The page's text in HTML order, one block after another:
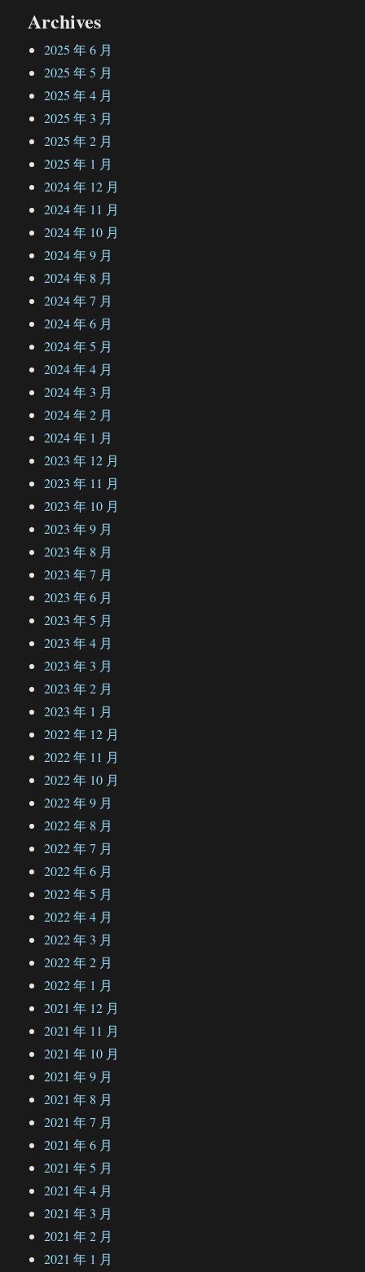
Archives
2025 年 6 月
2025 年 5 月
2025 年 4 月
2025 年 3 月
2025 年 2 月
2025 年 1 月
2024 年 12 月
2024 年 11 月
2024 年 10 月
2024 年 9 月
2024 年 8 月
2024 年 7 月
2024 年 6 月
2024 年 5 月
2024 年 4 月
2024 年 3 月
2024 年 2 月
2024 年 1 月
2023 年 12 月
2023 年 11 月
2023 年 10 月
2023 年 9 月
2023 年 8 月
2023 年 7 月
2023 年 6 月
2023 年 5 月
2023 年 4 月
2023 年 3 月
2023 年 2 月
2023 年 1 月
2022 年 12 月
2022 年 11 月
2022 年 10 月
2022 年 9 月
2022 年 8 月
2022 年 7 月
2022 年 6 月
2022 年 5 月
2022 年 4 月
2022 年 3 月
2022 年 2 月
2022 年 1 月
2021 年 12 月
2021 年 11 月
2021 年 10 月
2021 年 9 月
2021 年 8 月
2021 年 7 月
2021 年 6 月
2021 年 5 月
2021 年 4 月
2021 年 3 月
2021 年 2 月
2021 年 1 月